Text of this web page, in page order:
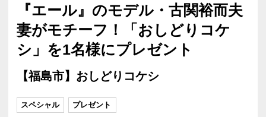
『エール』のモデル・古関裕而夫
妻がモチーフ！「おしどりコケ
シ」を1名様にプレゼント
【福島市】おしどりコケシ
スペシャル プレゼント